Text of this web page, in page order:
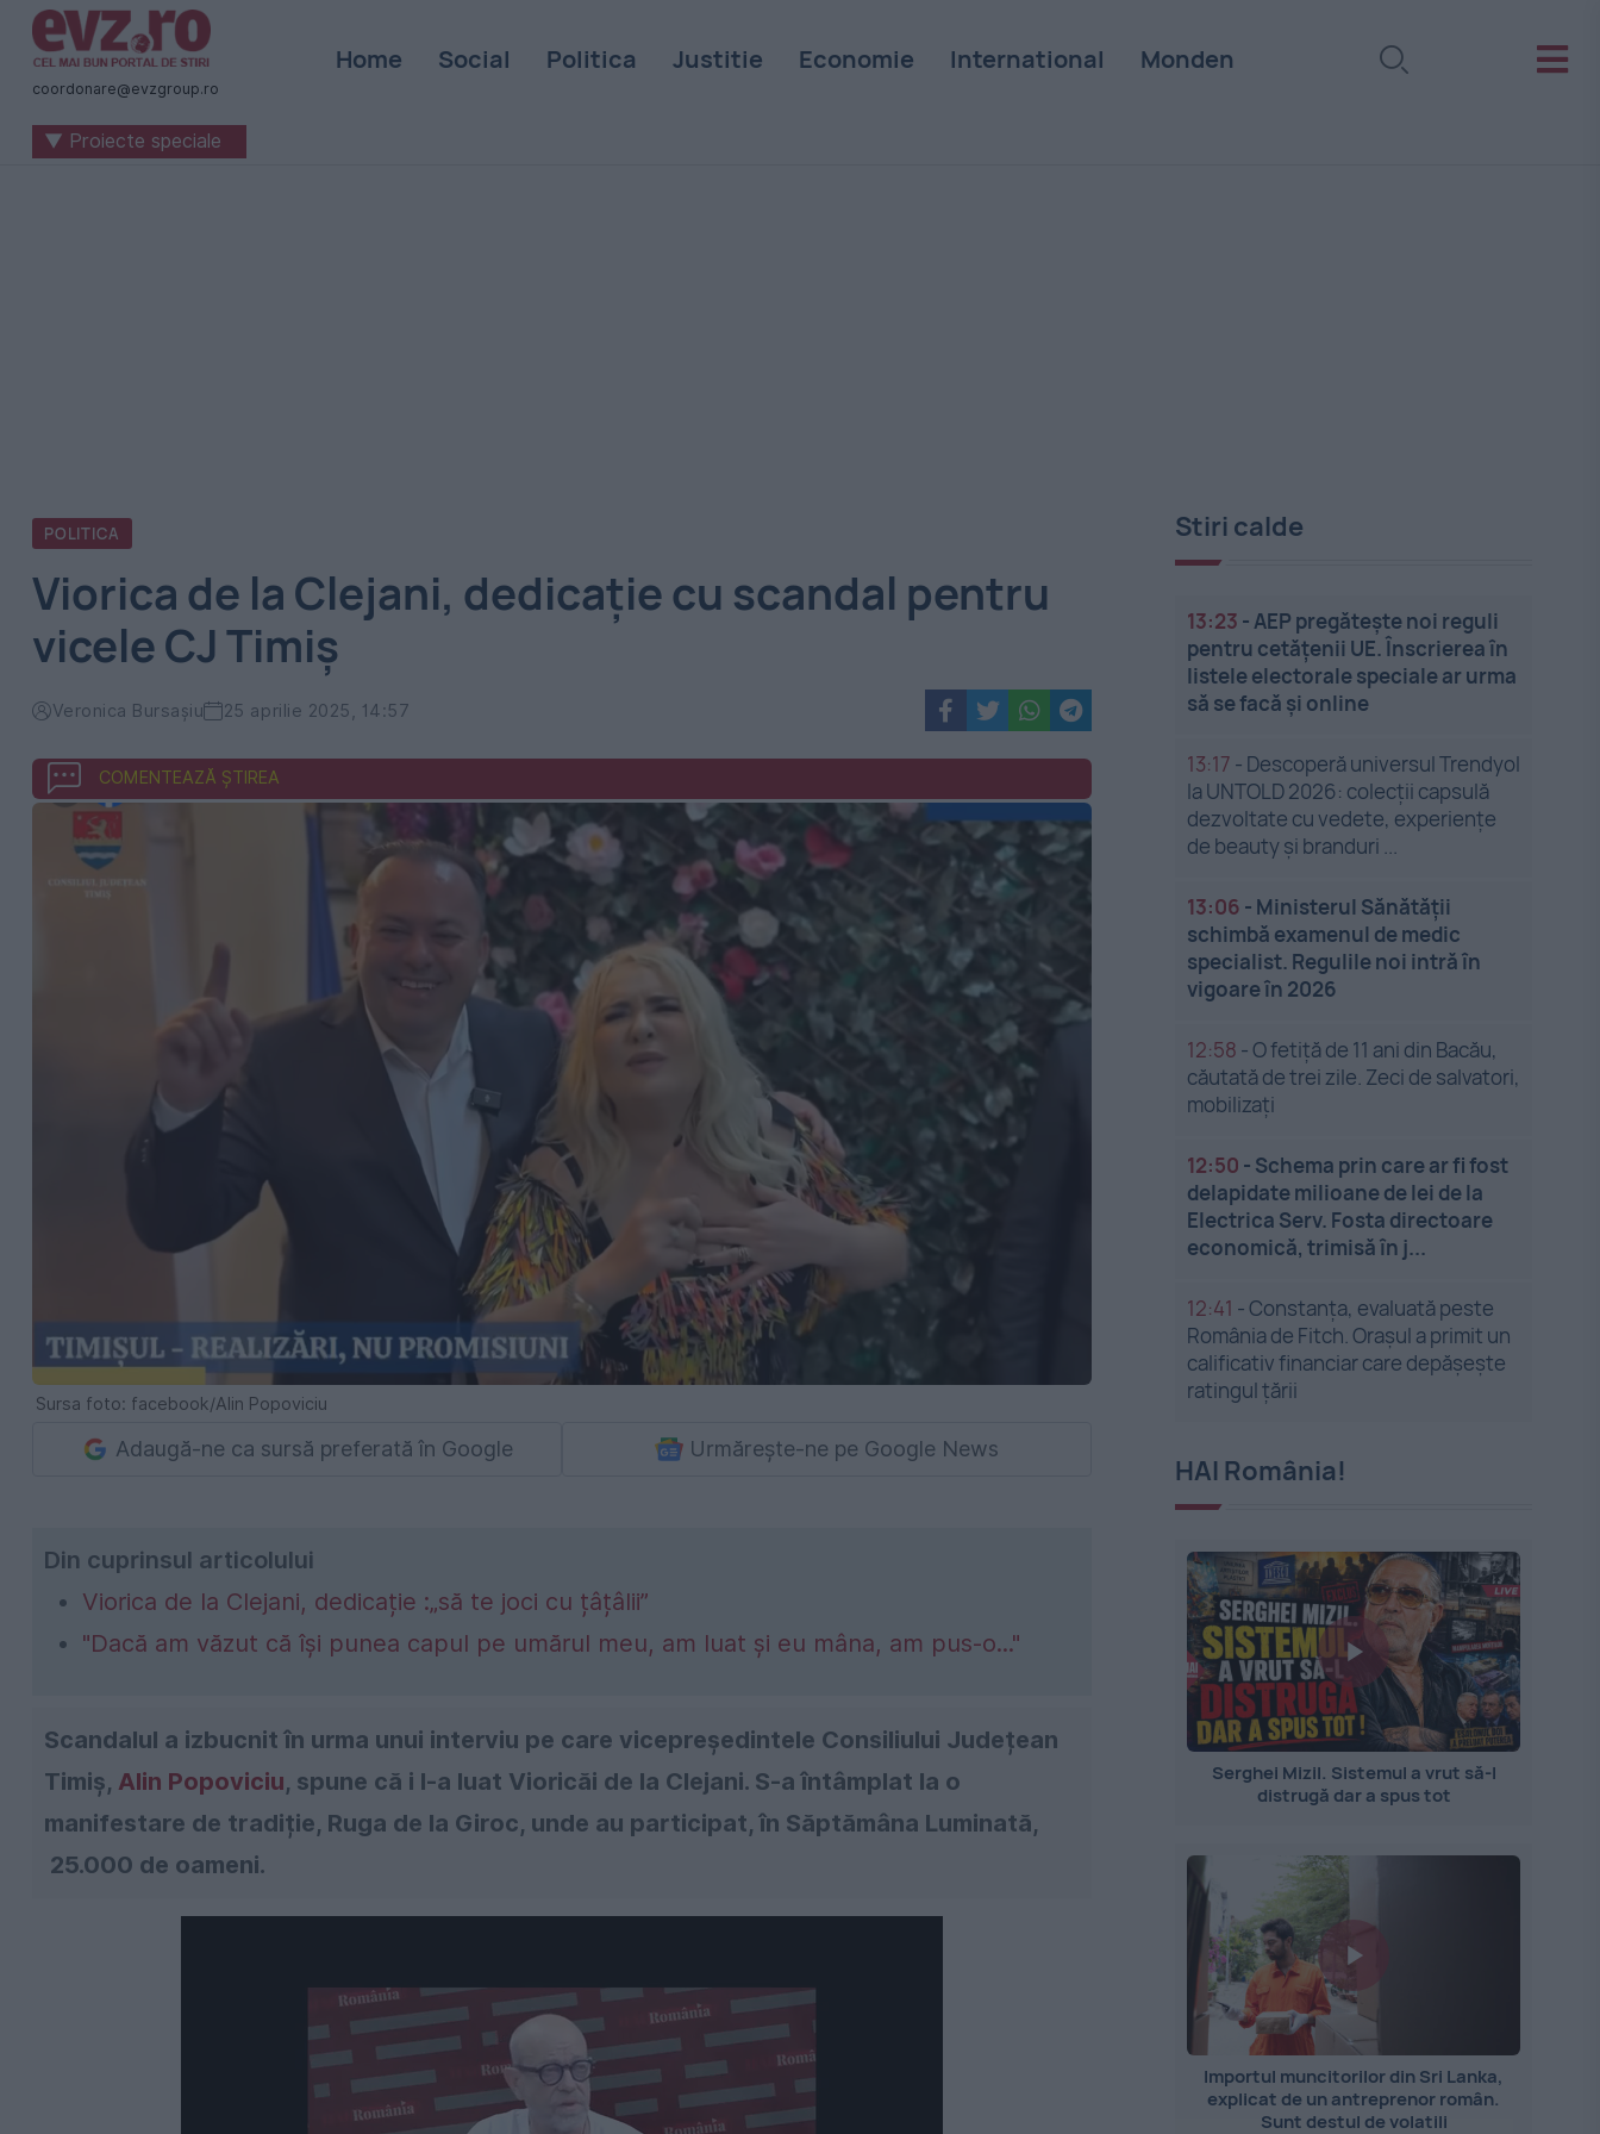
Știri
naționale
internaționale
coordonare@evzgroup.ro
Home Social Politica Justitie Economie International Monden
▼ Proiecte speciale
POLITICA
Viorica de la Clejani, dedicație cu scandal pentru
vicele CJ Timiș
Veronica Bursașiu 25 aprilie 2025, 14:57
COMENTEAZĂ ȘTIREA
Sursa foto: facebook/Alin Popoviciu
Adaugă-ne ca sursă preferată în Google Urmărește-ne pe Google News
Din cuprinsul articolului
Viorica de la Clejani, dedicație :„să te joci cu țâțâlii”
"Dacă am văzut că își punea capul pe umărul meu, am luat și eu mâna, am pus-o..."
Scandalul a izbucnit în urma unui interviu pe care vicepreședintele Consiliului Județean
Timiș, Alin Popoviciu, spune că i l-a luat Vioricăi de la Clejani. S-a întâmplat la o
manifestare de tradiție, Ruga de la Giroc, unde au participat, în Săptămâna Luminată,
25.000 de oameni.
Stiri calde
13:23 -AEP pregătește noi reguli
pentru cetățenii UE. Înscrierea în
listele electorale speciale ar urma
să se facă și online
13:17 - Descoperă universul Trendyol
la UNTOLD 2026: colecții capsulă
dezvoltate cu vedete, experiențe
de beauty și branduri ...
13:06 - Ministerul Sănătății
schimbă examenul de medic
specialist. Regulile noi intră în
vigoare în 2026
12:58 -O fetiță de 11 ani din Bacău,
căutată de trei zile. Zeci de salvatori,
mobilizați
12:50 - Schema prin care ar fi fost
delapidate milioane de lei de la
Electrica Serv. Fosta directoare
economică, trimisă în j...
12:41 -Constanța, evaluată peste
România de Fitch. Orașul a primit un
calificativ financiar care depășește
ratingul țării
HAI România!
Serghei Mizil. Sistemul a vrut să-l
distrugă dar a spus tot
Importul muncitorilor din Sri Lanka,
explicat de un antreprenor român.
Sunt destul de volatili